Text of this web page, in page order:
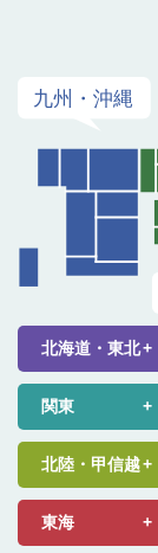
北海道・東北
関東
北陸・甲信越
東海